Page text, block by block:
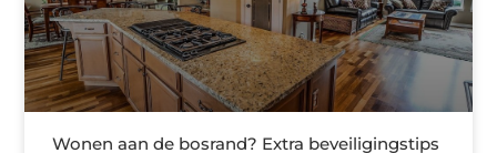
Wonen aan de bosrand? Extra beveiligingstips